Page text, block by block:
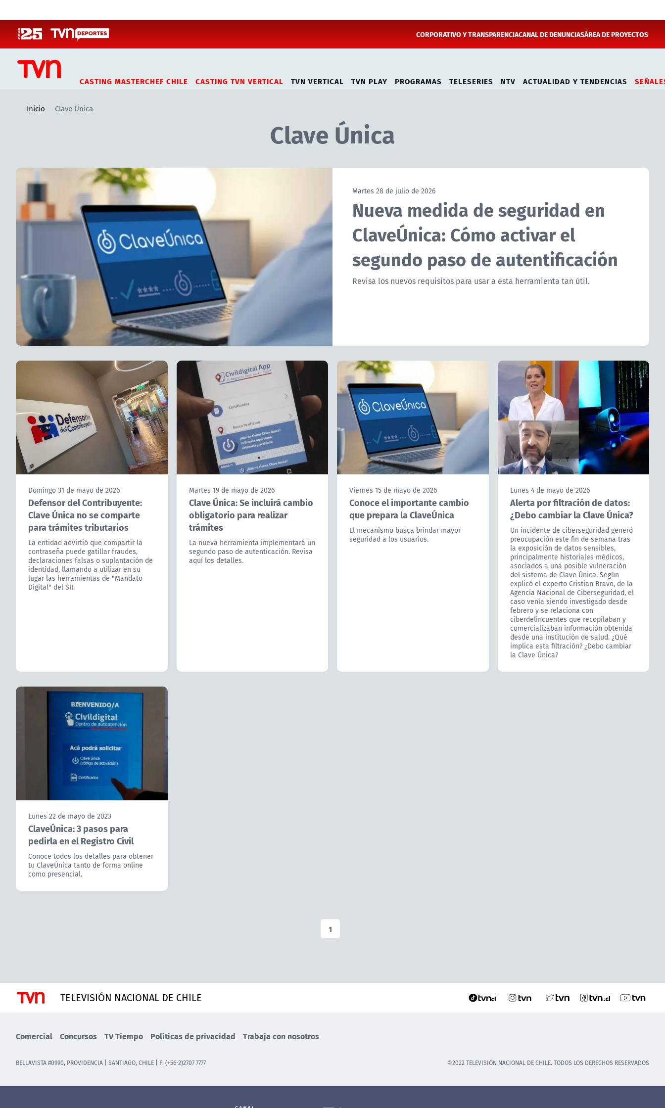
CORPORATIVO Y TRANSPARENCIACANAL DE DENUNCIASÁREA DE PROYECTOS
CASTING MASTERCHEF CHILE CASTING TVN VERTICAL TVN VERTICAL TVN PLAY PROGRAMAS TELESERIES NTV ACTUALIDAD Y TENDENCIAS
Inicio Clave Única
Clave Única
Artículos relacionados con Clave Única
Martes 28 de julio de 2026
Nueva medida de seguridad en
ClaveÚnica: Cómo activar el
segundo paso de autentificación
Revisa los nuevos requisitos para usar a esta herramienta tan útil.
Domingo 31 de mayo de 2026
Defensor del Contribuyente:
Clave Única no se comparte
para trámites tributarios
La entidad advirtió que compartir la
contraseña puede gatillar fraudes,
declaraciones falsas o suplantación de
identidad, llamando a utilizar en su
lugar las herramientas de "Mandato
Digital" del SII.
Martes 19 de mayo de 2026
Clave Única: Se incluirá cambio
obligatorio para realizar
trámites
La nueva herramienta implementará un
segundo paso de autenticación. Revisa
aquí los detalles.
Viernes 15 de mayo de 2026
Conoce el importante cambio
que prepara la ClaveÚnica
El mecanismo busca brindar mayor
seguridad a los usuarios.
Lunes 4 de mayo de 2026
Alerta por filtración de datos:
¿Debo cambiar la Clave Única?
Un incidente de ciberseguridad generó
preocupación este fin de semana tras
la exposición de datos sensibles,
principalmente historiales médicos,
asociados a una posible vulneración
del sistema de Clave Única. Según
explicó el experto Cristian Bravo, de la
Agencia Nacional de Ciberseguridad, el
caso venía siendo investigado desde
febrero y se relaciona con
ciberdelincuentes que recopilaban y
comercializaban información obtenida
desde una institución de salud. ¿Qué
implica esta filtración? ¿Debo cambiar
la Clave Única?
Lunes 22 de mayo de 2023
ClaveÚnica: 3 pasos para
pedirla en el Registro Civil
Conoce todos los detalles para obtener
tu ClaveÚnica tanto de forma online
como presencial.
1
TELEVISIÓN NACIONAL DE CHILE
Comercial Concursos TV Tiempo Políticas de privacidad Trabaja con nosotros
BELLAVISTA #0990, PROVIDENCIA | SANTIAGO, CHILE | F: (+56-2)2707 7777 ©2022 TELEVISIÓN NACIONAL DE CHILE. TODOS LOS DERECHOS RESERVADOS